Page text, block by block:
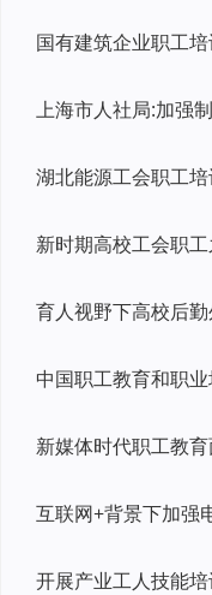
国有建筑企业职工
上海市人社局:加强
湖北能源工会职工
新时期高校工会职
育人视野下高校后
中国职工教育和职
新媒体时代职工教
互联网+背景下加强
开展产业工人技能